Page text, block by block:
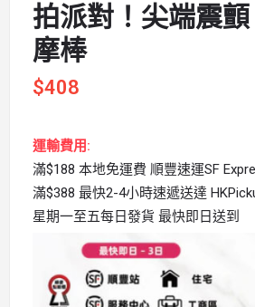
拍派對！尖端震
摩棒
$408
運輸費用:
滿$188 本地免運費 順豐速運SF
滿$388 最快2-4小時速遞送達
星期一至五每日發貨 最快即日送到